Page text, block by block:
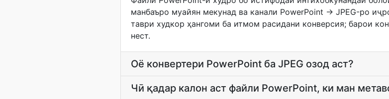
манбаъро муайян мекунад ва канали PowerPoint → JPEG-ро
таври худкор ҳангоми ба итмом расидани конверсия; барои
нест.
Оё конвертери PowerPoint ба JPEG озод аст?
Чӣ қадар калон аст файли PowerPoint, ки ман